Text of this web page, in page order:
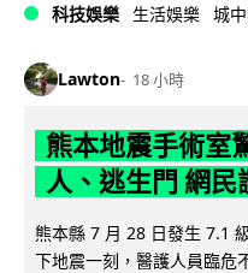
科技娛樂 生活娛樂 城
Lawton 18 小時
熊本地震手術室
人、逃生門 網民
熊本縣 7 月 28 日發生 7.1
下地震一刻，醫護人員臨危